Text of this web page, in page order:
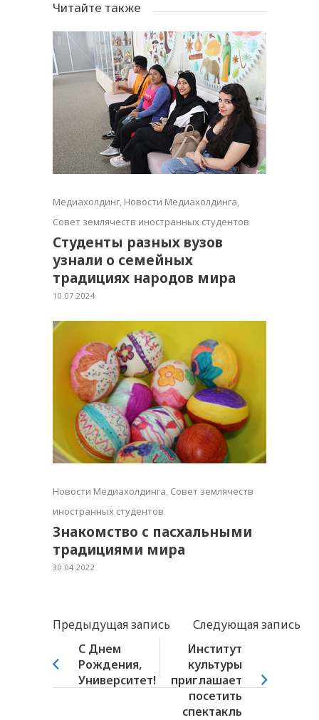
Читайте также
Медиахолдинг Новости Медиахолдинга
Совет землячеств иностранных студентов
Студенты разных вузов
узнали о семейных
традициях народов мира
10.07.2024
Новости Медиахолдинга Совет землячеств
иностранных студентов
Знакомство с пасхальными
традициями мира
30.04.2022
Предыдущая запись
Следующая запись
С Днем
Рождения,
Университет!
Институт
культуры
приглашает
посетить
спектакль